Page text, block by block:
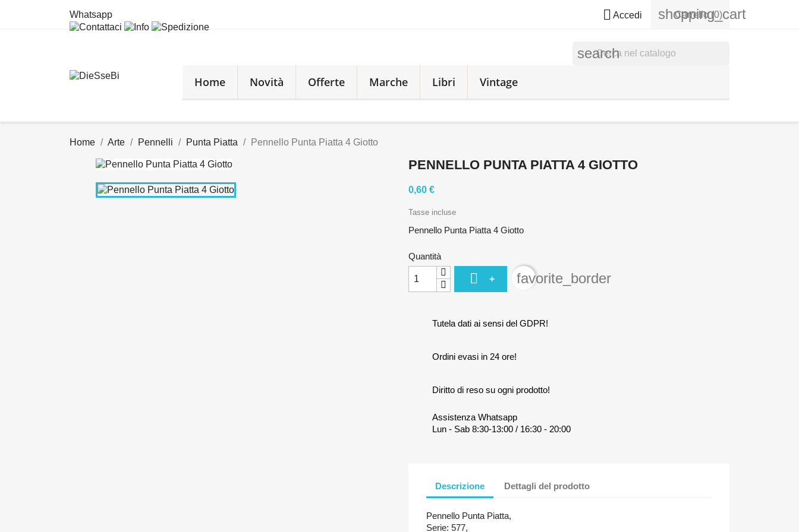
Whatsapp  Accedi shopping_cart
Carrello (0)
search
Home Novità Offerte Marche Libri Vintage
Home Arte Pennelli Punta Piatta Pennello Punta Piatta 4 Giotto
PENNELLO PUNTA PIATTA 4 GIOTTO
0,60 €
Tasse incluse
Pennello Punta Piatta 4 Giotto
Quantità
 + favorite_border
Tutela dati ai sensi del GDPR!
Ordini evasi in 24 ore!
Diritto di reso su ogni prodotto!
Assistenza Whatsapp
Lun - Sab 8:30-13:00 / 16:30 - 20:00
Descrizione Dettagli del prodotto
Pennello Punta Piatta,
Serie: 577,